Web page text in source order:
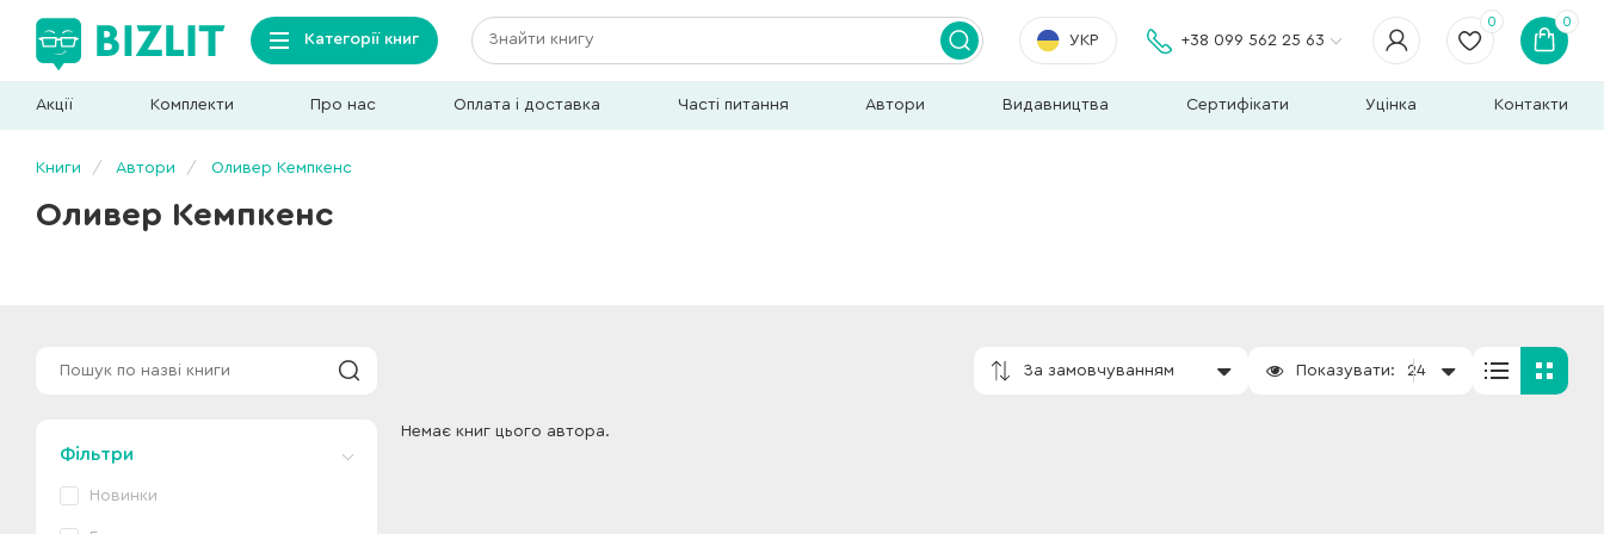
Категорії книг УКР +38 099 562 25 63
0 0
Акції Комплекти Про нас Оплата і доставка Часті питання Автори Видавництва Сертифікати Уцінка Контакти
Книги Автори Оливер Кемпкенс
Оливер Кемпкенс
За замовчуванням Показувати: 24
Фільтри
Новинки
Немає книг цього автора.